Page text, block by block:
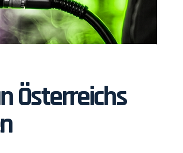
Österreichs